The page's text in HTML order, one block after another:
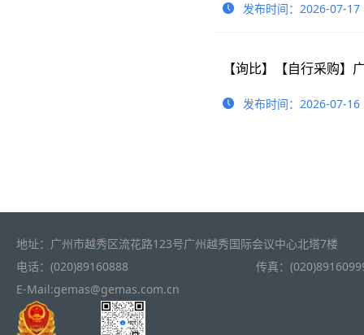
发布时间：2026-07-17
【询比】【自行采购
发布时间：2026-07-16
地址：广州市越秀区流花路123号广州越秀国际会议中心北塔7楼
电话：(020)89160888
传真：
E-Mail:gemas@gemas.com.cn